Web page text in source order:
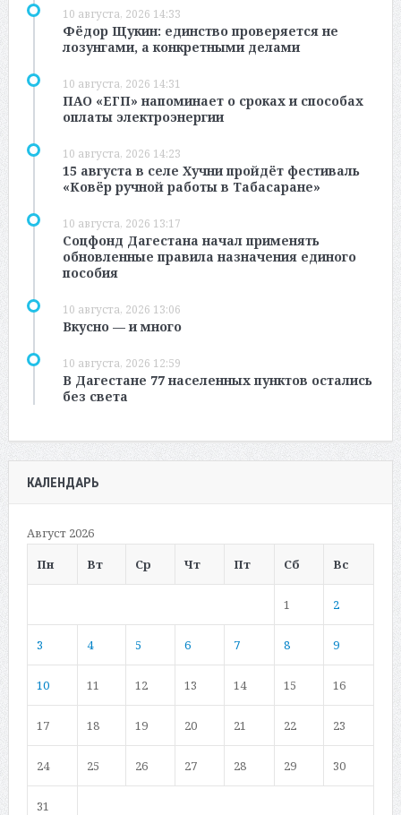
10 августа, 2026 14:33
Фёдор Щукин: единство проверяется не
лозунгами, а конкретными делами
10 августа, 2026 14:31
ПАО «ЕГП» напоминает о сроках и способах
оплаты электроэнергии
10 августа, 2026 14:23
15 августа в селе Хучни пройдёт фестиваль
«Ковёр ручной работы в Табасаране»
10 августа, 2026 13:17
Соцфонд Дагестана начал применять
обновленные правила назначения единого
пособия
10 августа, 2026 13:06
Вкусно — и много
10 августа, 2026 12:59
В Дагестане 77 населенных пунктов остались
без света
КАЛЕНДАРЬ
Август 2026
Пн
Вт Ср Чт Пт Сб Вс
1 2
3 4 5 6 7 8 9
10 11 12 13 14 15 16
17 18 19 20 21 22 23
24 25 26 27 28 29 30
31